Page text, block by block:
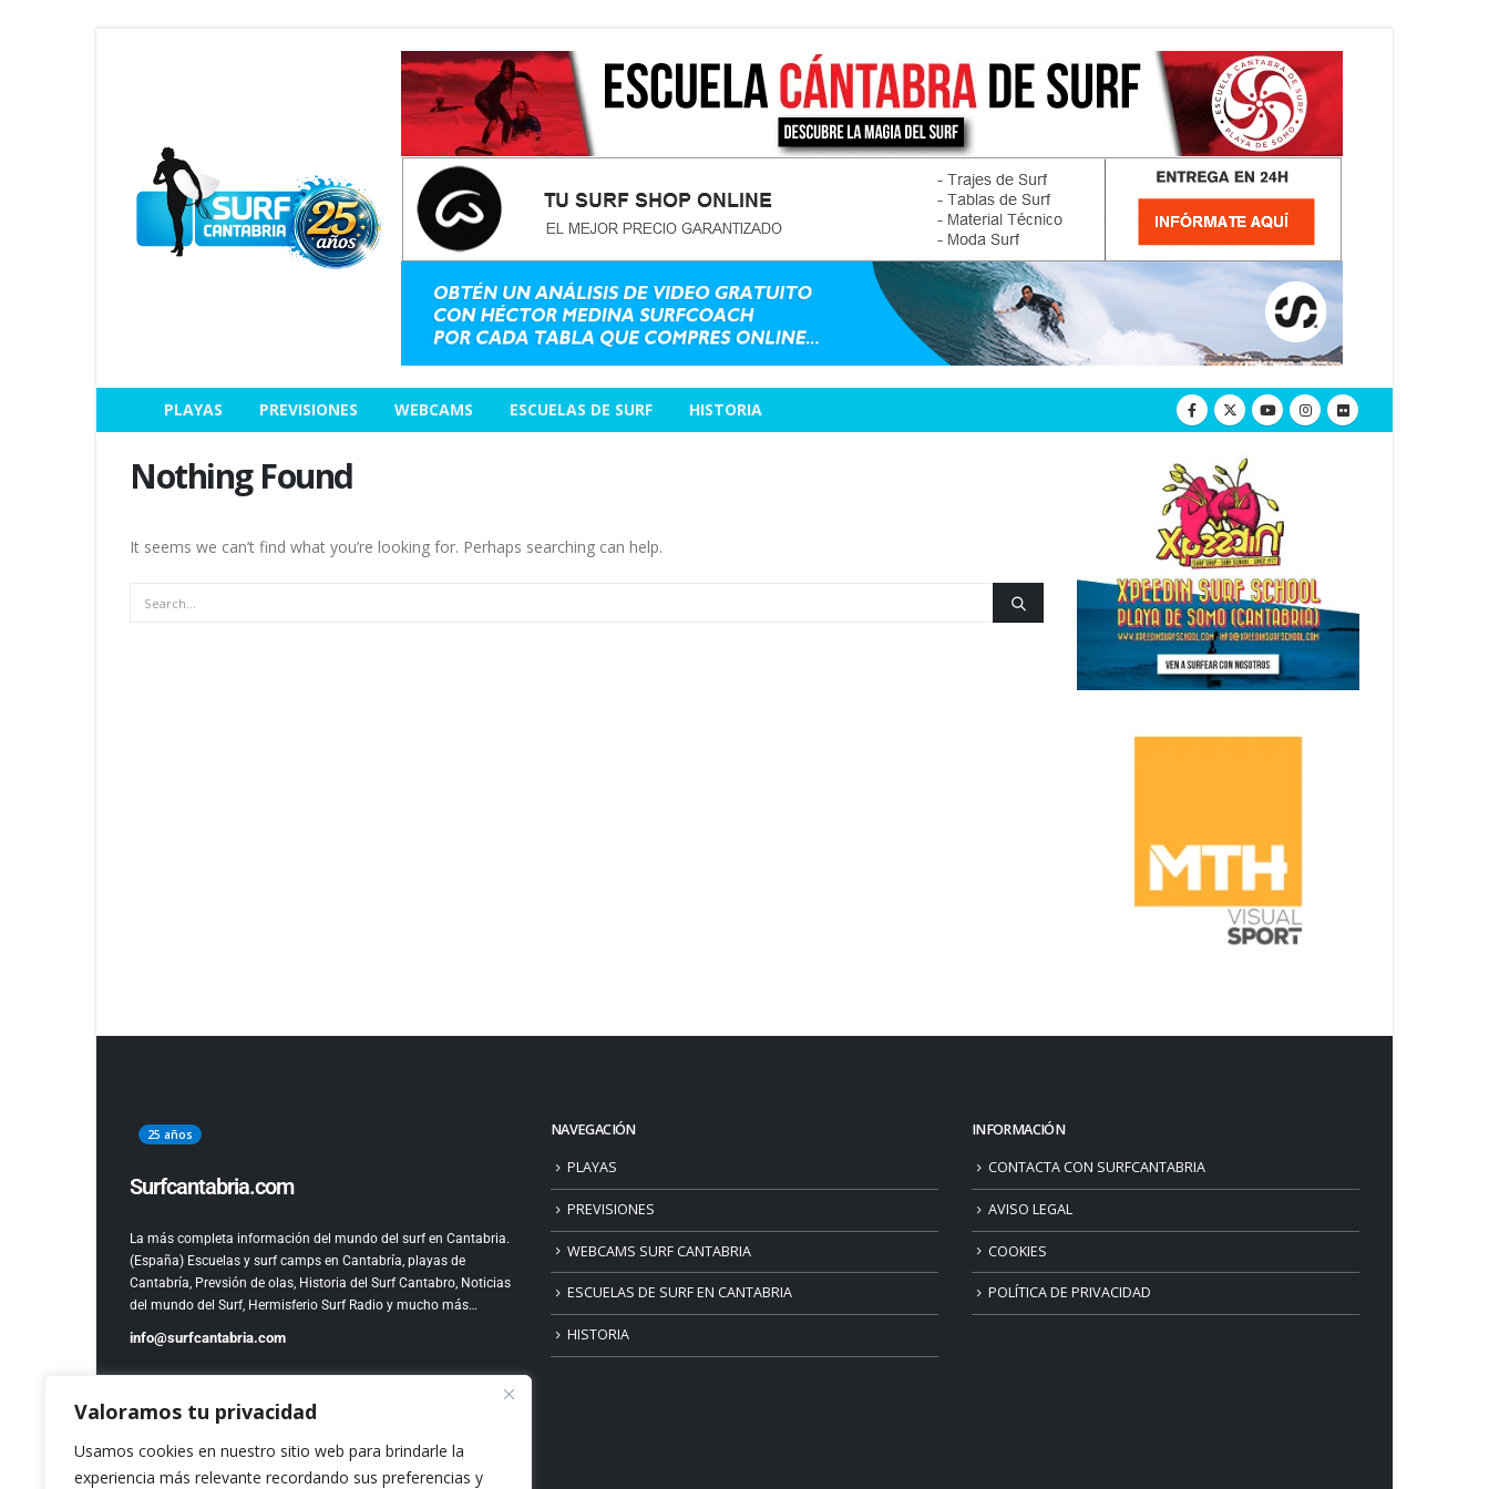
Valoramos tu privacidad
Usamos cookies en nuestro sitio web para brindarle la
experiencia más relevante recordando sus preferencias y
PLAYAS PREVISIONES WEBCAMS ESCUELAS DE SURF HISTORIA
Nothing Found
It seems we can’t find what you’re looking for. Perhaps searching can help.
25 años
Surfcantabria.com
La más completa información del mundo del surf en Cantabria.
(España) Escuelas y surf camps en Cantabría, playas de
Cantabría, Prevsión de olas, Historia del Surf Cantabro, Noticias
del mundo del Surf, Hermisferio Surf Radio y mucho más…
info@surfcantabria.com
NAVEGACIÓN
PLAYAS
PREVISIONES
WEBCAMS SURF CANTABRIA
ESCUELAS DE SURF EN CANTABRIA
HISTORIA
INFORMACIÓN
CONTACTA CON SURFCANTABRIA
AVISO LEGAL
COOKIES
POLÍTICA DE PRIVACIDAD